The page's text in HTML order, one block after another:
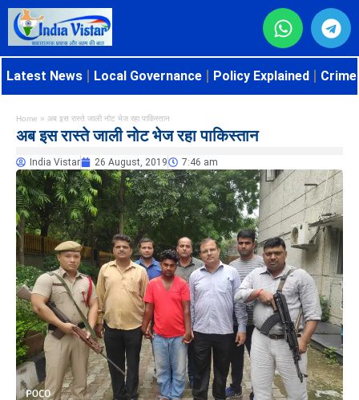
Latest News Local Governance Policy Explained
Home » अब इस रास्ते जाली नोट भेज रहा पाकिस्तान
अब इस रास्ते जाली नोट भेज रहा पाकिस्तान
India Vistar 26 August, 2019 7:46 am